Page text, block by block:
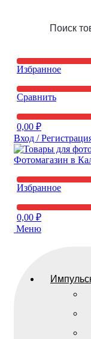
Избранное
Сравнить
0,00 ₽
Вход /
Избранное
0,00 ₽
Меню